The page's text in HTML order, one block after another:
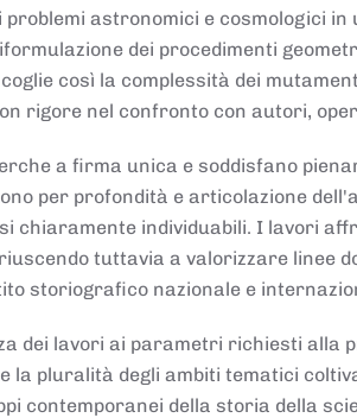
astronomici e cosmologici
dei procedimenti
così la complessità dei
rigore nel confronto con autori,
a firma unica e soddisfano
per profondità e articolazione
chiaramente individuabili. I lavori
tuttavia a valorizzare linee
storiografico nazionale e
dei lavori ai parametri richiesti alla
la pluralità degli ambiti tematici
contemporanei della storia della